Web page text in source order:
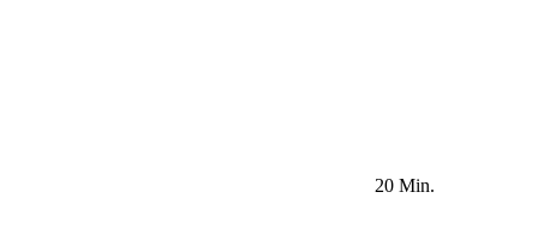
20 Min.